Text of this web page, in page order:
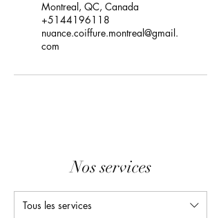
Montreal, QC, Canada
+5144196118
nuance.coiffure.montreal@gmail.
com
Nos services
Tous les services